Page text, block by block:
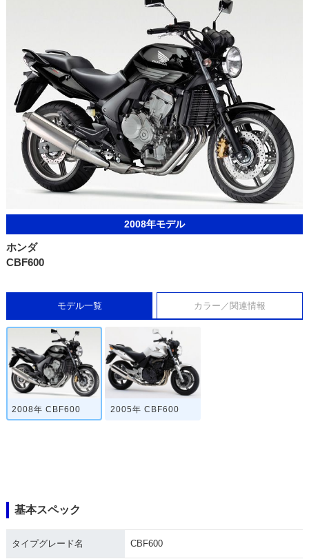
2008年モデル
ホンダ
CBF600
モデル一覧 カラー／関連情報
2008年 CBF600 2005年 CBF600
基本スペック
タイプグレード名 CBF600